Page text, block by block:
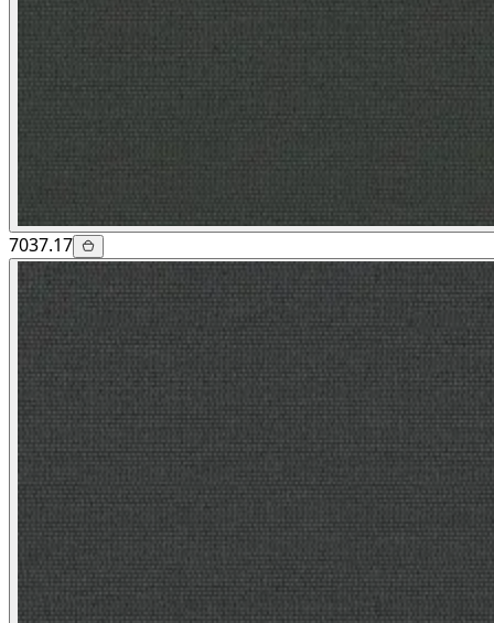
7037.17